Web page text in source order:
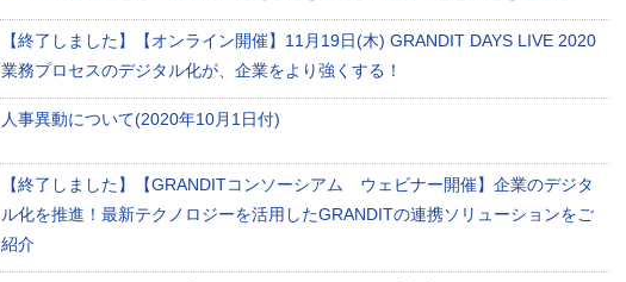
【終了しました】【オンライン開催】11月19日(木) GRANDIT DAYS LIVE 2020
業務プロセスのデジタル化が、企業をより強くする！
人事異動について(2020年10月1日付)
【終了しました】【GRANDITコンソーシアム ウェビナー開催】企業のデジタ
ル化を推進！最新テクノロジーを活用したGRANDITの連携ソリューションをご
紹介